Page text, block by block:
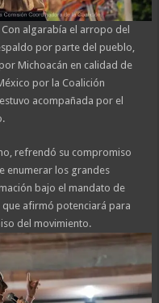
algarabía el arropo del
por parte del pueblo,
Michoacán en calidad de
por la Coalición
acompañada por el
refrendó su compromiso
enumerar los grandes
bajo el mandato de
afirmó potenciará para
del movimiento.